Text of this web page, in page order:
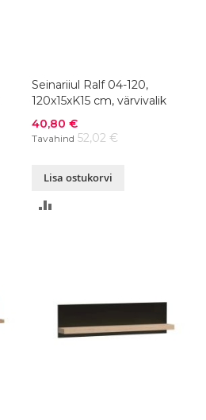
Seinariiul Ralf 04-120,
120x15xK15 cm, värvivalik
Soodushind
40,80 €
Tavahind 52,02 €
Lisa ostukorvi